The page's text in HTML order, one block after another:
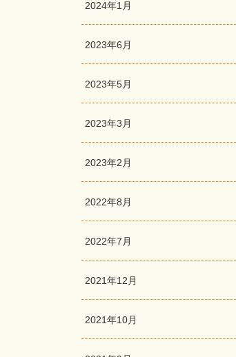
2024年1月
2023年6月
2023年5月
2023年3月
2023年2月
2022年8月
2022年7月
2021年12月
2021年10月